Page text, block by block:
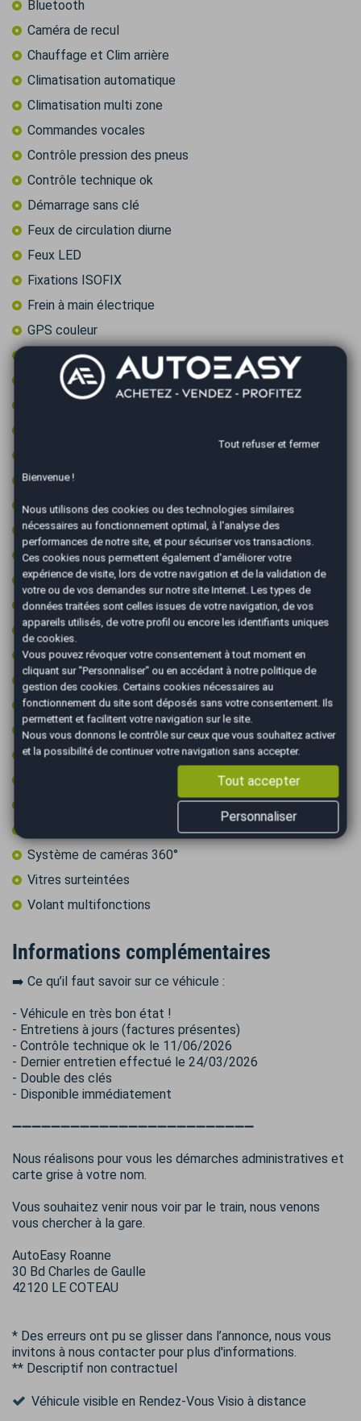
Bluetooth
Caméra de recul
Chauffage et Clim arrière
Climatisation automatique
Climatisation multi zone
Commandes vocales
Contrôle pression des pneus
Contrôle technique ok
Démarrage sans clé
Feux de circulation diurne
Feux LED
Fixations ISOFIX
Frein à main électrique
GPS couleur
GPS tactile
Intérieur cuir/alcantara
Jantes 19 pouces
Ordinateur de bord
Ouverture de coffre main libre
Ouverture du coffre électrique
Palettes au volant
Prise 12v
Prise audio USB
Radar arrière de détection d'obstacles
Radar avant de détection d'obstacles
Reconnaissance des panneaux de signalisation
Régulateur de vitesse
Régulateur de vitesse adaptatif
Rétroviseurs électriques
Sièges électriques à mémoire
Système de caméras 360°
Vitres surteintées
Volant multifonctions
Informations complémentaires
➡️ Ce qu’il faut savoir sur ce véhicule :
- Véhicule en très bon état !
- Entretiens à jours (factures présentes)
- Contrôle technique ok le 11/06/2026
- Dernier entretien effectué le 24/03/2026
- Double des clés
- Disponible immédiatement
➖➖➖➖➖➖➖➖➖➖➖➖➖➖➖➖➖➖➖➖➖➖➖➖➖
Nous réalisons pour vous les démarches administratives et
carte grise à votre nom.
Vous souhaitez venir nous voir par le train, nous venons
vous chercher à la gare.
AutoEasy Roanne
30 Bd Charles de Gaulle
42120 LE COTEAU
* Des erreurs ont pu se glisser dans l’annonce, nous vous
invitons à nous contacter pour plus d'informations.
** Descriptif non contractuel
Véhicule visible en Rendez-Vous Visio à distance
Tout refuser et fermer
Bienvenue !
Nous utilisons des cookies ou des technologies similaires
nécessaires au fonctionnement optimal, à l'analyse des
performances de notre site, et pour sécuriser vos transactions.
Ces cookies nous permettent également d'améliorer votre
expérience de visite, lors de votre navigation et de la validation de
votre ou de vos demandes sur notre site Internet. Les types de
données traitées sont celles issues de votre navigation, de vos
appareils utilisés, de votre profil ou encore les identifiants uniques
de cookies.
Vous pouvez révoquer votre consentement à tout moment en
cliquant sur "Personnaliser" ou en accédant à notre politique de
gestion des cookies. Certains cookies nécessaires au
fonctionnement du site sont déposés sans votre consentement. Ils
permettent et facilitent votre navigation sur le site.
Nous vous donnons le contrôle sur ceux que vous souhaitez activer
et la possibilité de continuer votre navigation sans accepter.
Tout accepter
Personnaliser